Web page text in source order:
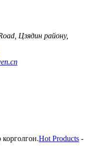
Цзядин району,
Hot Products -